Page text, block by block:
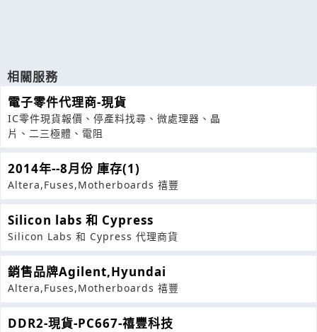
相關服務
電子零件代理商-現貨
IC零件現貨報價、停產料找尋、微處理器、晶
片、二三極體、電阻
2014年--8月份 庫存(1)
Altera,Fuses,Motherboards 禧豐
Silicon labs 和 Cypress
Silicon Labs 和 Cypress 代理商貨
銷售品牌Agilent,Hyundai
Altera,Fuses,Motherboards 禧豐
DDR2-現貨-PC667-禧豐科技